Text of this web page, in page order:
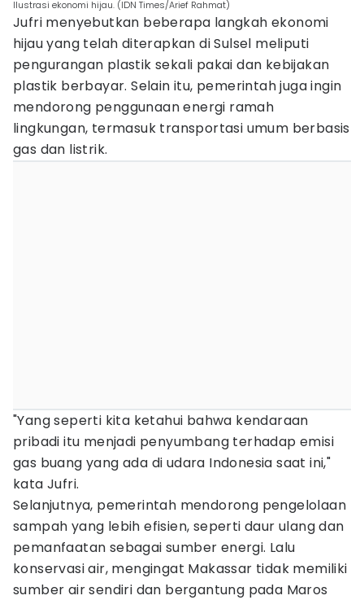
Ilustrasi ekonomi hijau. (IDN Times/Arief Rahmat)
Jufri menyebutkan beberapa langkah ekonomi
hijau yang telah diterapkan di Sulsel meliputi
pengurangan plastik sekali pakai dan kebijakan
plastik berbayar. Selain itu, pemerintah juga ingin
mendorong penggunaan energi ramah
lingkungan, termasuk transportasi umum berbasis
gas dan listrik.
"Yang seperti kita ketahui bahwa kendaraan
pribadi itu menjadi penyumbang terhadap emisi
gas buang yang ada di udara Indonesia saat ini,"
kata Jufri.
Selanjutnya, pemerintah mendorong pengelolaan
sampah yang lebih efisien, seperti daur ulang dan
pemanfaatan sebagai sumber energi. Lalu
konservasi air, mengingat Makassar tidak memiliki
sumber air sendiri dan bergantung pada Maros